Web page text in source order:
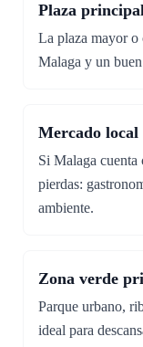
Plaza
La plaza mayor o
Malaga y un
Mercado local
Si Malaga
pierdas:
ambiente.
Zona verde
Parque urbano,
ideal para